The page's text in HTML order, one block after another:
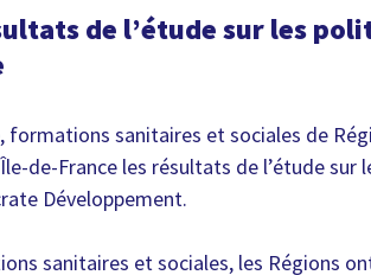
de l’étude sur les
sanitaires et sociales de
de-France les résultats de l’étude
Développement.
sanitaires et sociales, les Régions